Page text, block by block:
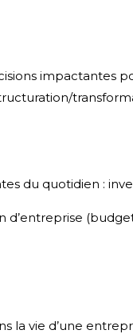
impactantes
du quotidien :
la vie d’une